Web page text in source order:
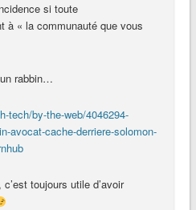
si toute
à « la communauté que vous
rabbin…
tech/by-the-web/4046294-
avocat-cache-derriere-solomon-
toujours utile d’avoir